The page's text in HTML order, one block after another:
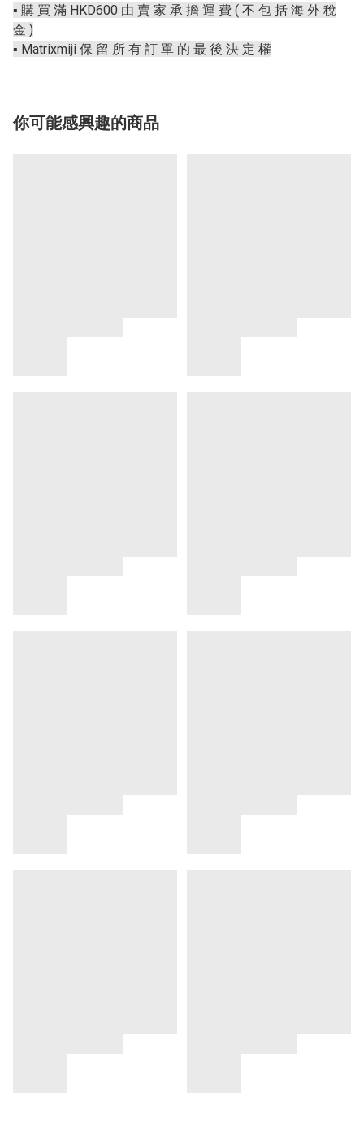
▪️ 購 買 滿 HKD600 由 賣 家 承 擔 運 費 ( 不 包 括 海 外 稅
金 )
▪️ Matrixmiji 保 留 所 有 訂 單 的 最 後 決 定 權
你可能感興趣的商品